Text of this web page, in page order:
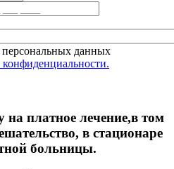
персональных данных
платное лечение,в том
в стационаре
больницы.